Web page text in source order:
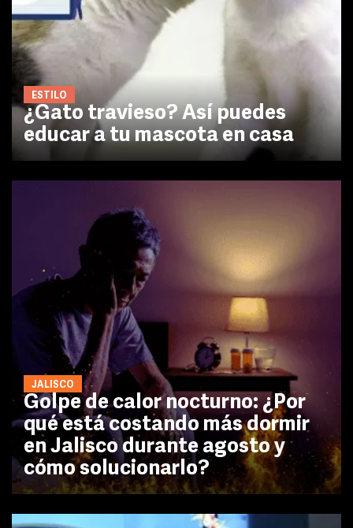
ESTILO
¿Gato travieso? Así puedes
educar a tu mascota en casa
JALISCO
Golpe de calor nocturno: ¿Por
qué está costando más dormir
en Jalisco durante agosto y
cómo solucionarlo?